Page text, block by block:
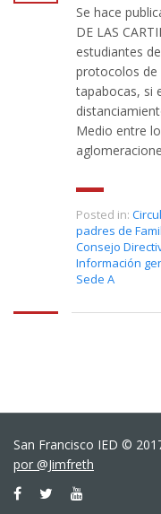
Se hace
DE LAS
estudiantes
protocolos de
tapabocas, si
Medio entre
Posted in:
padres de
Consejo
Información
Sede A
San Francisco IED ©
por @Jimfreth